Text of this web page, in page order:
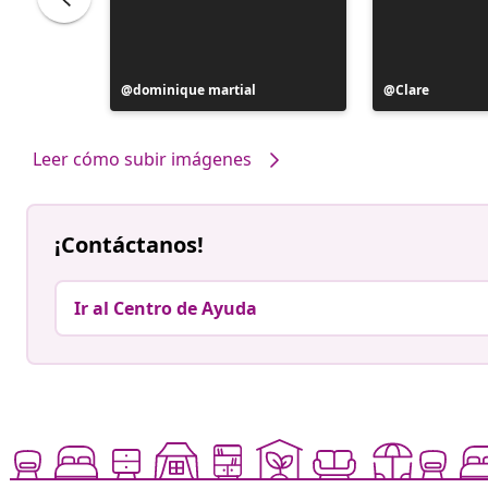
Publicación
realizada
dominique martial
Publicación
realizada
Clare
Leer cómo subir imágenes
¡Contáctanos!
Ir al Centro de Ayuda